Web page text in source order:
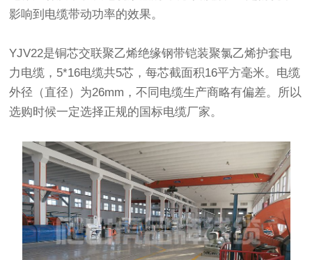
影响到电缆带动功率的效果。
YJV22是铜芯交联聚乙烯绝缘钢带铠装聚氯乙烯护套电
力电缆 ，5*16电缆共5芯，每芯截面积16平方毫米。电缆
外径（直径）为26mm，不同电缆生产商略有偏差。所以
选购时候一定选择正规的国标电缆厂家。